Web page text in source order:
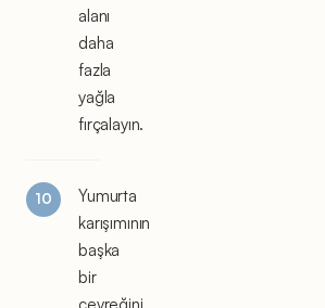
alanı
daha
fazla
yağla
fırçalayın.
Yumurta
karışımının
başka
bir
çeyreğini